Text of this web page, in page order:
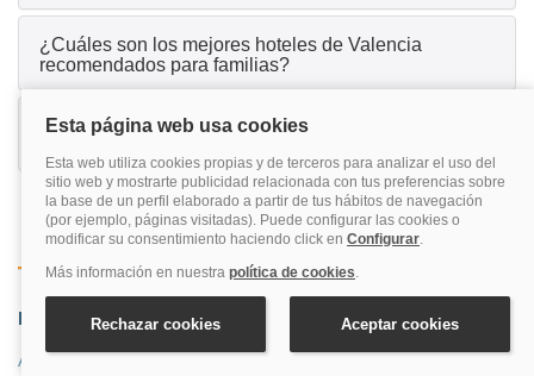
¿Cuáles son los mejores hoteles de Valencia
recomendados para familias?
¿Cuáles son los mejores hoteles de Valencia que
Zonas cercanas Destinos de costas más reservados
Provincia
Aeropuerto De Valencia